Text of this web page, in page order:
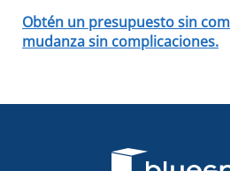
Obtén un presupuesto sin
mudanza sin complicaciones.